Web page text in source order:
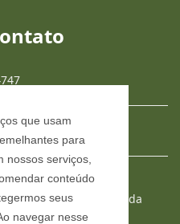
que usam
para
nossos serviços,
conteúdo
seus
navegar nesse
303, Jardim Wanda